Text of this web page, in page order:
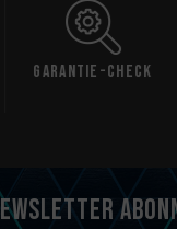
Check